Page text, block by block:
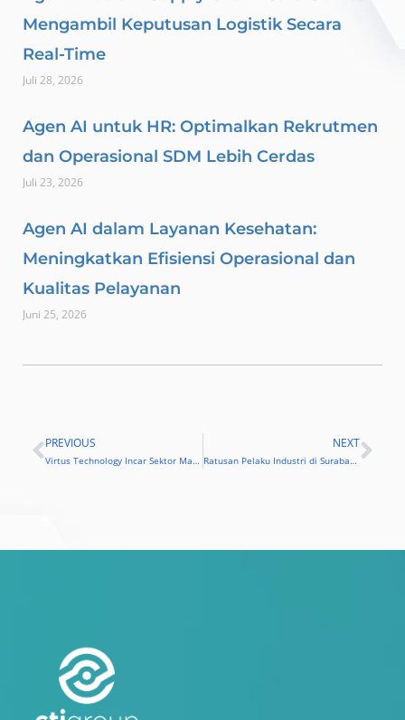
Mengambil Keputusan Logistik Secara
Real-Time
Juli 28, 2026
Agen AI untuk HR: Optimalkan Rekrutmen
dan Operasional SDM Lebih Cerdas
Juli 23, 2026
Agen AI dalam Layanan Kesehatan:
Meningkatkan Efisiensi Operasional dan
Kualitas Pelayanan
Juni 25, 2026
Prev
PREVIOUS
Virtus Technology Incar Sektor Manufaktur Jatim
NEXT
Ratusan Pelaku Industri di Surabaya Bahas Industry 4.0 di Virtus Showcase 2019